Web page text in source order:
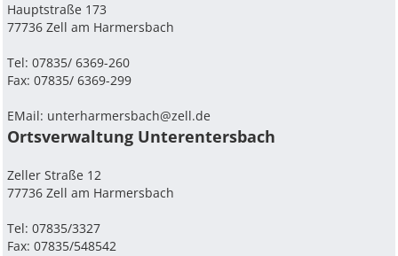
Hauptstraße 173
77736 Zell am Harmersbach
Tel: 07835/ 6369-260
Fax: 07835/ 6369-299
EMail: unterharmersbach@zell.de
Ortsverwaltung Unterentersbach
Zeller Straße 12
77736 Zell am Harmersbach
Tel: 07835/3327
Fax: 07835/548542